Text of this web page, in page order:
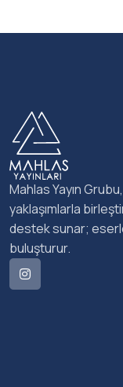
Mahlas Yayın
yaklaşımlarla
destek sunar;
buluşturur.